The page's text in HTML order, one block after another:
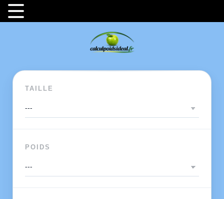
TAILLE
POIDS